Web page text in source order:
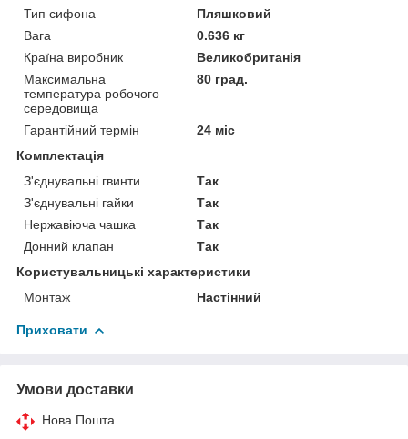
Тип сифона
Пляшковий
Вага
0.636 кг
Країна виробник
Великобританія
Максимальна
температура робочого
середовища
80 град.
Гарантійний термін
24 міс
Комплектація
З'єднувальні гвинти
Так
З'єднувальні гайки
Так
Нержавіюча чашка
Так
Донний клапан
Так
Користувальницькі характеристики
Монтаж
Настінний
Приховати
Умови доставки
Нова Пошта